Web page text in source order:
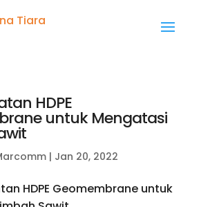
HDPE
untuk Mengatasi
| Jan 20, 2022